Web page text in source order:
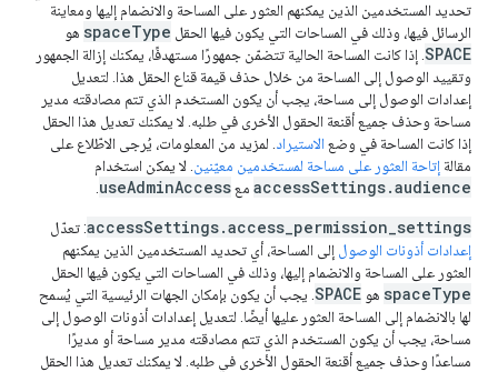
تحديد المستخدمين الذين يمكنهم العثور على المساحة والانضمام إليها ومعاينة
الرسائل فيها، وذلك في المساحات التي يكون فيها الحقل spaceType هو
SPACE . إذا كانت المساحة الحالية تتضمّن جمهورًا مستهدفًا، يمكنك إزالة الجمهور
وتقييد الوصول إلى المساحة من خلال حذف قيمة قناع الحقل هذا. لتعديل
إعدادات الوصول إلى مساحة، يجب أن يكون المستخدم الذي تتم مصادقته مدير
مساحة وحذف جميع أقنعة الحقول الأخرى في طلبه. لا يمكنك تعديل هذا الحقل
إذا كانت المساحة في وضع الاستيراد . لمزيد من المعلومات، يُرجى الاطّلاع على
مقالة إتاحة العثور على مساحة لمستخدمين معيّنين . لا يمكن استخدام
accessSettings.audience معuseAdminAccess
accessSettings.access_permission_settings: تعدّل
إعدادات أذونات الوصول إلى المساحة، أي تحديد المستخدمين الذين يمكنهم
العثور على المساحة والانضمام إليها، وذلك في المساحات التي يكون فيها الحقل
spaceType هو SPACE . يجب أن يكون بإمكان الجهات الرئيسية التي يُسمح
لها بالانضمام إلى المساحة العثور عليها أيضًا. لتعديل إعدادات أذونات الوصول إلى
مساحة، يجب أن يكون المستخدم الذي تتم مصادقته مدير مساحة أو مديرًا
مساعدًا وحذف جميع أقنعة الحقول الأخرى في طلبه. لا يمكنك تعديل هذا الحقل